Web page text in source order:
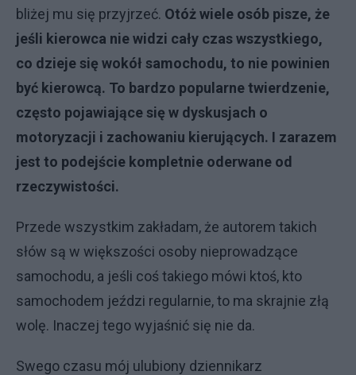
bliżej mu się przyjrzeć. Otóż wiele osób pisze, że
jeśli kierowca nie widzi cały czas wszystkiego,
co dzieje się wokół samochodu, to nie powinien
być kierowcą. To bardzo popularne twierdzenie,
często pojawiające się w dyskusjach o
motoryzacji i zachowaniu kierujących. I zarazem
jest to podejście kompletnie oderwane od
rzeczywistości.
Przede wszystkim zakładam, że autorem takich
słów są w większości osoby nieprowadzące
samochodu, a jeśli coś takiego mówi ktoś, kto
samochodem jeździ regularnie, to ma skrajnie złą
wolę. Inaczej tego wyjaśnić się nie da.
Swego czasu mój ulubiony dziennikarz